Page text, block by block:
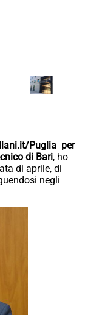
Puglia per
di Bari, ho
di aprile, di
negli